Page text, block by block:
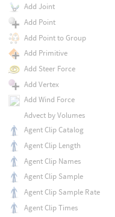
Add Joint
Add Point
Add Point to Group
Add Primitive
Add Steer Force
Add Vertex
Add Wind Force
Advect by Volumes
Agent Clip Catalog
Agent Clip Length
Agent Clip Names
Agent Clip Sample
Agent Clip Sample Rate
Agent Clip Times